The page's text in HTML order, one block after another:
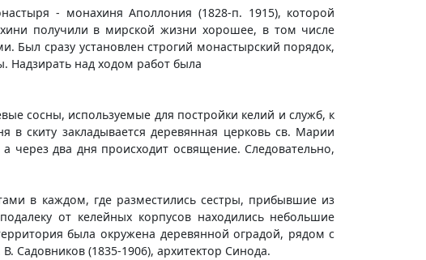
- монахиня Аполлония (1828-п. 1915), которой
получили в мирской жизни хорошее, в том числе
Был сразу установлен строгий монастырский порядок,
Надзирать над ходом работ была
сосны, используемые для постройки келий и служб, к
скиту закладывается деревянная церковь св. Марии
через два дня происходит освящение. Следовательно,
в каждом, где разместились сестры, прибывшие из
от келейных корпусов находились небольшие
была окружена деревянной оградой, рядом с
Садовников (1835-1906), архитектор Синода.